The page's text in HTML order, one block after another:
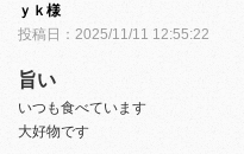
ｙｋ様
投稿日：2025/11/11 12:55:22
旨い
いつも食べています
大好物です